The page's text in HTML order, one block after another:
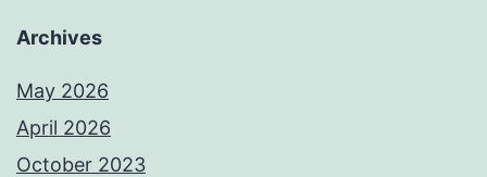
Archives
May 2026
April 2026
October 2023